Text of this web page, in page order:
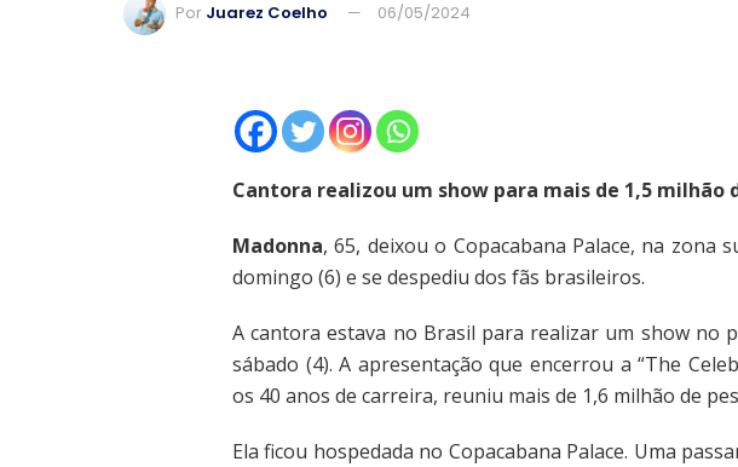
Por Juarez Coelho 06/05/2024
Cantora realizou um show para mais de 1,5 milhão
Madonna, 65, deixou o Copacabana Palace, na zona
domingo (6) e se despediu dos fãs brasileiros.
A cantora estava no Brasil para realizar um show no
sábado (4). A apresentação que encerrou a “The
os 40 anos de carreira, reuniu mais de 1,6 milhão de
Ela ficou hospedada no Copacabana Palace. Uma